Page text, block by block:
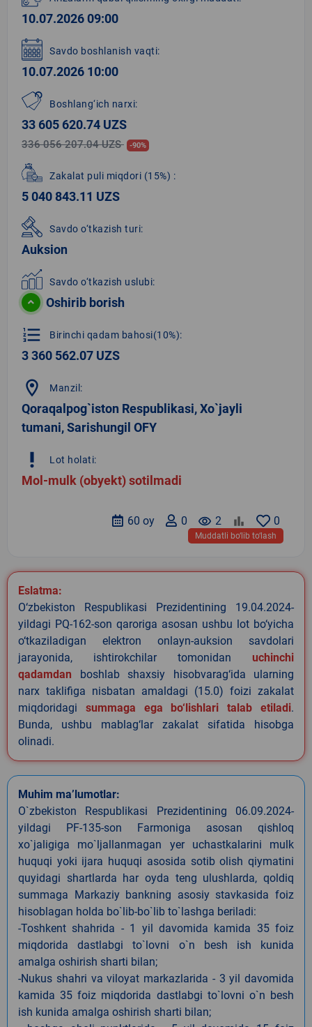
of
8
10.07.2026 09:00
Savdo boshlanish vaqti:
10.07.2026 10:00
Boshlang‘ich narxi:
33 605 620.74 UZS
336 056 207.04 UZS -90%
Zakalat puli miqdori (15%) :
5 040 843.11 UZS
Savdo o‘tkazish turi:
Auksion
Savdo o‘tkazish uslubi:
Oshirib borish
format_list_numbered Birinchi qadam bahosi(10%):
3 360 562.07 UZS
location_on Manzil:
Qoraqalpog`iston Respublikasi, Xo`jayli
tumani, Sarishungil OFY
priority_high Lot holati:
Mol-mulk (obyekt) sotilmadi
0
remove_red_eye 2
0
60 oy
Muddatli bo‘lib to‘lash
Eslatma:
O‘zbekiston Respublikasi Prezidentining 19.04.2024-
yildagi PQ-162-son qaroriga asosan ushbu lot bo‘yicha
o‘tkaziladigan elektron onlayn-auksion savdolari
jarayonida, ishtirokchilar tomonidan uchinchi
qadamdan boshlab shaxsiy hisobvarag‘ida ularning
narx taklifiga nisbatan amaldagi (15.0) foizi zakalat
miqdoridagi summaga ega bo‘lishlari talab etiladi.
Bunda, ushbu mablag‘lar zakalat sifatida hisobga
olinadi.
Muhim ma’lumotlar:
O`zbekiston Respublikasi Prezidentining 06.09.2024-
yildagi PF-135-son Farmoniga asosan qishloq
xo`jaligiga mo`ljallanmagan yer uchastkalarini mulk
huquqi yoki ijara huquqi asosida sotib olish qiymatini
quyidagi shartlarda har oyda teng ulushlarda, qoldiq
summaga Markaziy bankning asosiy stavkasida foiz
hisoblagan holda bo`lib-bo`lib to`lashga beriladi:
-Toshkent shahrida - 1 yil davomida kamida 35 foiz
miqdorida dastlabgi to`lovni o`n besh ish kunida
amalga oshirish sharti bilan;
-Nukus shahri va viloyat markazlarida - 3 yil davomida
kamida 35 foiz miqdorida dastlabgi to`lovni o`n besh
ish kunida amalga oshirish sharti bilan;